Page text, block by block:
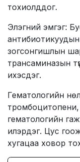
тохиолддог.
Элэгний эмгэг:
антибиотикуудын
зогсонгишлын
трансаминазын
ихэсдэг.
Гематологийн
гематологийн
илэрдэг. Цус
хугацаа ховор